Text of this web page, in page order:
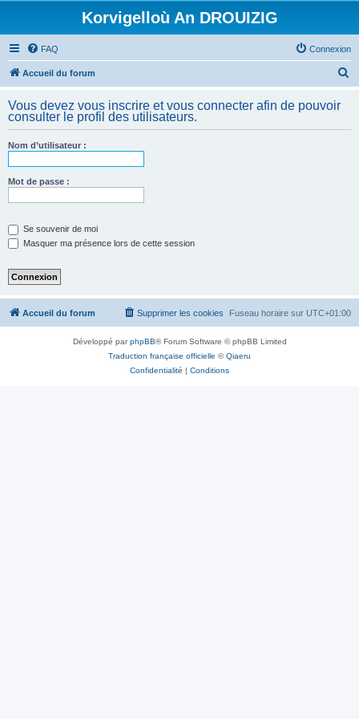
Korvigelloù An DROUIZIG
FAQ Connexion
Accueil du forum
h
Vous devez vous inscrire et vous connecter afin de pouvoir
consulter le profil des utilisateurs.
Nom d’utilisateur :
Mot de passe :
Se souvenir de moi
Masquer ma présence lors de cette session
Accueil du forum Fuseau horaire sur UTC+01:00
Supprimer les cookies
Développé parphpBB® Forum Software © phpBB Limited
Traduction française officielle ©Qiaeru
Confidentialité | Conditions